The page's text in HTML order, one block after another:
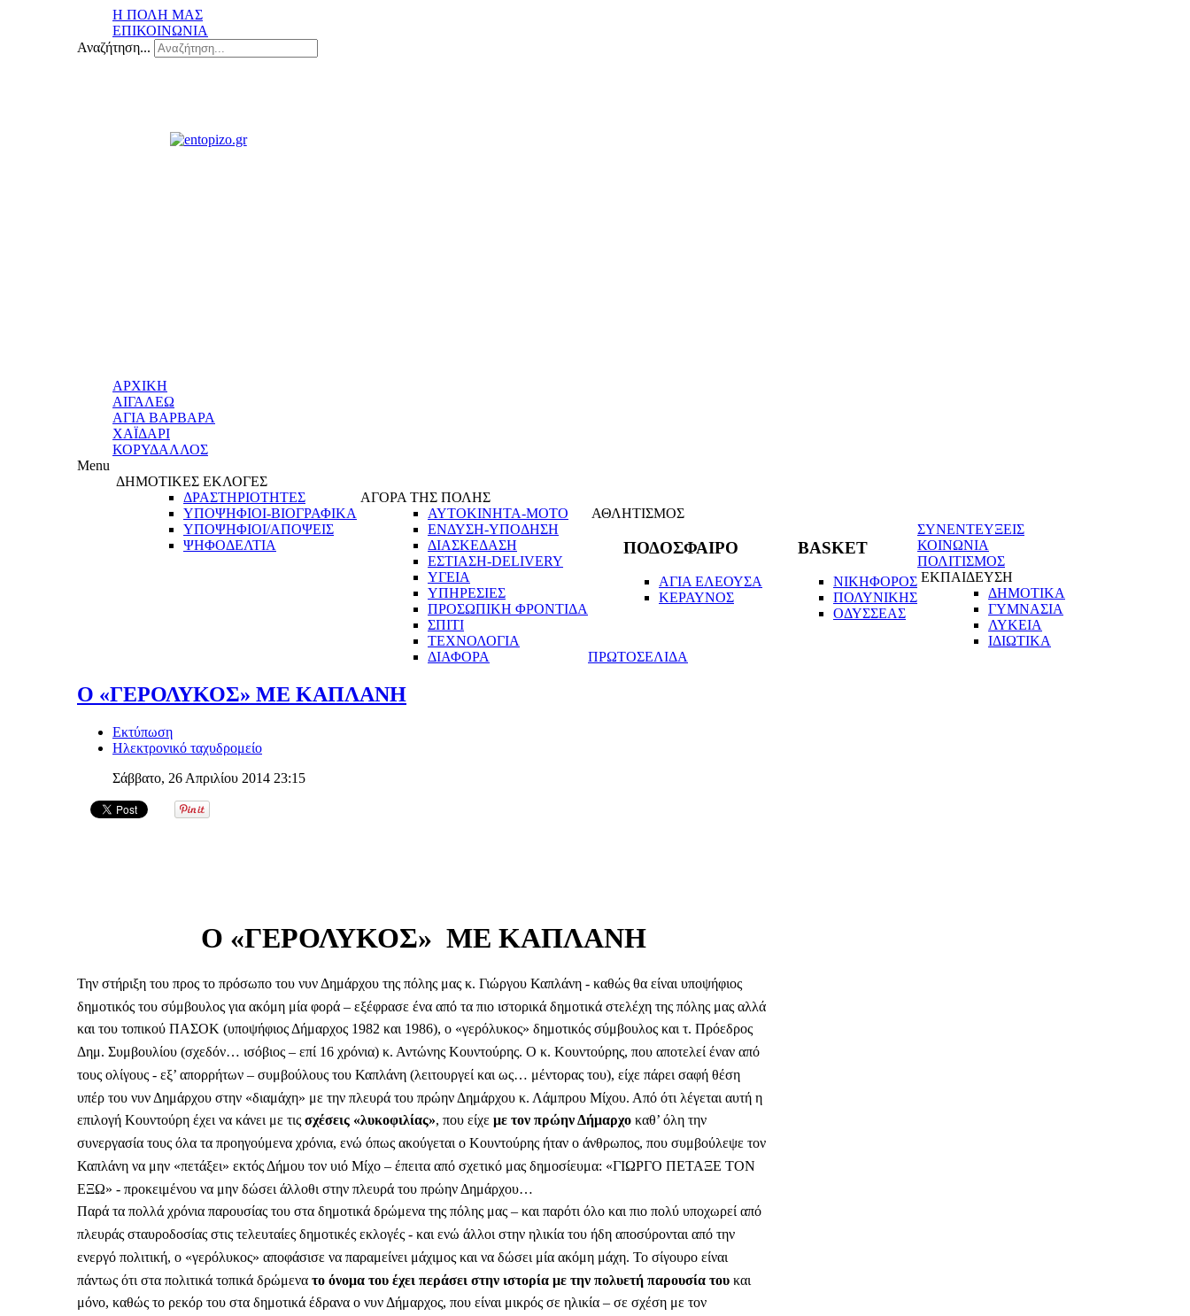
Η ΠΟΛΗ ΜΑΣ
ΕΠΙΚΟΙΝΩΝΙΑ
Αναζήτηση...
ΑΡΧΙΚΗ
ΑΙΓΑΛΕΩ
ΑΓΙΑ ΒΑΡΒΑΡΑ
ΧΑΪΔΑΡΙ
ΚΟΡΥΔΑΛΛΟΣ
Menu
ΔΗΜΟΤΙΚΕΣ ΕΚΛΟΓΕΣ
ΔΡΑΣΤΗΡΙΟΤΗΤΕΣ
ΥΠΟΨΗΦΙΟΙ-ΒΙΟΓΡΑΦΙΚΑ
ΥΠΟΨΗΦΙΟΙ/ΑΠΟΨΕΙΣ
ΨΗΦΟΔΕΛΤΙΑ
ΑΓΟΡΑ ΤΗΣ ΠΟΛΗΣ
ΑΥΤΟΚΙΝΗΤΑ-ΜΟΤΟ
ΕΝΔΥΣΗ-ΥΠΟΔΗΣΗ
ΔΙΑΣΚΕΔΑΣΗ
ΕΣΤΙΑΣΗ-DELIVERY
ΥΓΕΙΑ
ΥΠΗΡΕΣΙΕΣ
ΠΡΟΣΩΠΙΚΗ ΦΡΟΝΤΙΔΑ
ΣΠΙΤΙ
ΤΕΧΝΟΛΟΓΙΑ
ΔΙΑΦΟΡΑ
ΑΘΛΗΤΙΣΜΟΣ
ΠΟΔΟΣΦΑΙΡΟ
ΑΓΙΑ ΕΛΕΟΥΣΑ
ΚΕΡΑΥΝΟΣ
BASKET
ΝΙΚΗΦΟΡΟΣ
ΠΟΛΥΝΙΚΗΣ
ΟΔΥΣΣΕΑΣ
ΣΥΝΕΝΤΕΥΞΕΙΣ
ΚΟΙΝΩΝΙΑ
ΠΟΛΙΤΙΣΜΟΣ
ΕΚΠΑΙΔΕΥΣΗ
ΔΗΜΟΤΙΚΑ
ΓΥΜΝΑΣΙΑ
ΛΥΚΕΙΑ
ΙΔΙΩΤΙΚΑ
ΠΡΩΤΟΣΕΛΙΔΑ
Ο «ΓΕΡΟΛΥΚΟΣ» ΜΕ ΚΑΠΛΑΝΗ
Εκτύπωση
Ηλεκτρονικό ταχυδρομείο
Σάββατο, 26 Απριλίου 2014 23:15
Ο «ΓΕΡΟΛΥΚΟΣ» ΜΕ ΚΑΠΛΑΝΗ
Την στήριξη του προς το πρόσωπο του νυν Δημάρχου της πόλης μας κ. Γιώργου Καπλάνη - καθώς θα είναι υποψήφιος
δημοτικός του σύμβουλος για ακόμη μία φορά – εξέφρασε ένα από τα πιο ιστορικά δημοτικά στελέχη της πόλης μας αλλά
και του τοπικού ΠΑΣΟΚ (υποψήφιος Δήμαρχος 1982 και 1986), ο «γερόλυκος» δημοτικός σύμβουλος και τ. Πρόεδρος
Δημ. Συμβουλίου (σχεδόν… ισόβιος – επί 16 χρόνια) κ. Αντώνης Κουντούρης. Ο κ. Κουντούρης, που αποτελεί έναν από
τους ολίγους - εξ’ απορρήτων – συμβούλους του Καπλάνη (λειτουργεί και ως… μέντορας του), είχε πάρει σαφή θέση
υπέρ του νυν Δημάρχου στην «διαμάχη» με την πλευρά του πρώην Δημάρχου κ. Λάμπρου Μίχου. Από ότι λέγεται αυτή η
επιλογή Κουντούρη έχει να κάνει με τις σχέσεις «λυκοφιλίας», που είχε με τον πρώην Δήμαρχο καθ’ όλη την
συνεργασία τους όλα τα προηγούμενα χρόνια, ενώ όπως ακούγεται ο Κουντούρης ήταν ο άνθρωπος, που συμβούλεψε τον
Καπλάνη να μην «πετάξει» εκτός Δήμου τον υιό Μίχο – έπειτα από σχετικό μας δημοσίευμα: «ΓΙΩΡΓΟ ΠΕΤΑΞΕ ΤΟΝ
ΕΞΩ» - προκειμένου να μην δώσει άλλοθι στην πλευρά του πρώην Δημάρχου…
Παρά τα πολλά χρόνια παρουσίας του στα δημοτικά δρώμενα της πόλης μας – και παρότι όλο και πιο πολύ υποχωρεί από
πλευράς σταυροδοσίας στις τελευταίες δημοτικές εκλογές - και ενώ άλλοι στην ηλικία του ήδη αποσύρονται από την
ενεργό πολιτική, ο «γερόλυκος» αποφάσισε να παραμείνει μάχιμος και να δώσει μία ακόμη μάχη. Το σίγουρο είναι
πάντως ότι στα πολιτικά τοπικά δρώμενα το όνομα του έχει περάσει στην ιστορία με την πολυετή παρουσία του και
μόνο, καθώς το ρεκόρ του στα δημοτικά έδρανα ο νυν Δήμαρχος, που είναι μικρός σε ηλικία – σε σχέση με τον